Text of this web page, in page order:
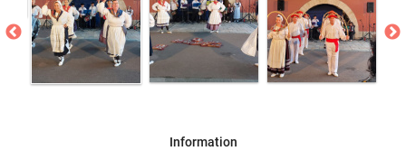
Information